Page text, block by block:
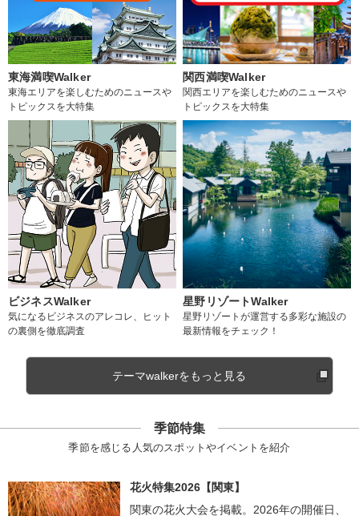
東海満喫Walker
東海エリアを楽しむためのニュースや
トピックスを大特集
関西満喫Walker
関西エリアを楽しむためのニュースや
トピックスを大特集
ビジネスWalker
気になるビジネスのアレコレ、ヒット
の裏側を徹底調査
星野リゾートWalker
星野リゾートが運営する多彩な施設の
最新情報をチェック！
テーマwalkerをもっと見る
季節特集
季節を感じる人気のスポットやイベントを紹介
花火特集2026【関東】
関東の花火大会を掲載。2026年の開催日、